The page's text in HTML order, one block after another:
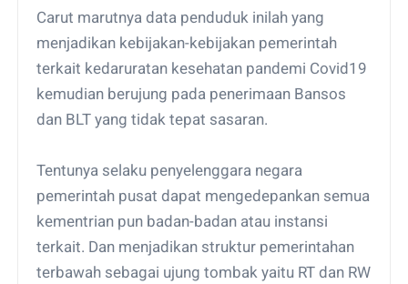
Carut marutnya data penduduk inilah yang
menjadikan kebijakan-kebijakan pemerintah
terkait kedaruratan kesehatan pandemi Covid19
kemudian berujung pada penerimaan Bansos
dan BLT yang tidak tepat sasaran.
Tentunya selaku penyelenggara negara
pemerintah pusat dapat mengedepankan semua
kementrian pun badan-badan atau instansi
terkait. Dan menjadikan struktur pemerintahan
terbawah sebagai ujung tombak yaitu RT dan RW